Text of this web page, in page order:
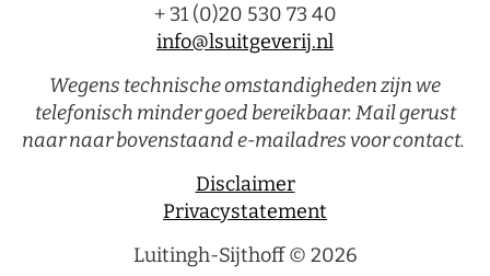
+ 31 (0)20 530 73 40
info@lsuitgeverij.nl
Wegens technische omstandigheden zijn we
telefonisch minder goed bereikbaar. Mail gerust
naar naar bovenstaand e-mailadres voor contact.
Disclaimer
Privacystatement
Luitingh-Sijthoff © 2026